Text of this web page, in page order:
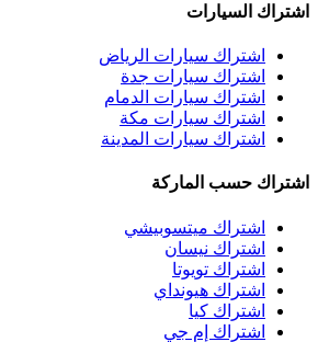
اشتراك السيارات
اشتراك سيارات الرياض
اشتراك سيارات جدة
اشتراك سيارات الدمام
اشتراك سيارات مكة
اشتراك سيارات المدينة
اشتراك حسب الماركة
اشتراك ميتسوبيشي
اشتراك نيسان
اشتراك تويوتا
اشتراك هيونداي
اشتراك كيا
اشتراك إم جي